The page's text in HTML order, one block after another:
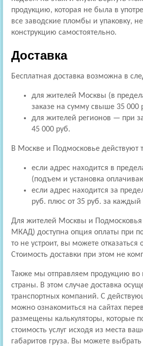
продукцию, которая не была в
все заводские пломбы и упаковку,
конструкцию самостоятельно.
Доставка
Бесплатная доставка возможна в
для жителей Москвы (в
заказе на сумму свыше 35 000
для жителей регионов — при
45 000 руб.
В Москве и Подмосковье действуют
если адрес находится в
(подъем и установка
если адрес находится за
руб. плюс от 35 руб. за каждый
Для жителей Москвы и Подмосковья
МКАД) доступна опция оплаты при
то не устроит, вы можете отказаться
Стоимость доставки при этом не
Также мы отправляем продукцию
страны. В этом случае доставка
транспортных компаний. С
можно ознакомиться на сайтах
размещены калькуляторы, которые
стоимость услуг исходя из места
габаритов груза. Вы можете выбрать